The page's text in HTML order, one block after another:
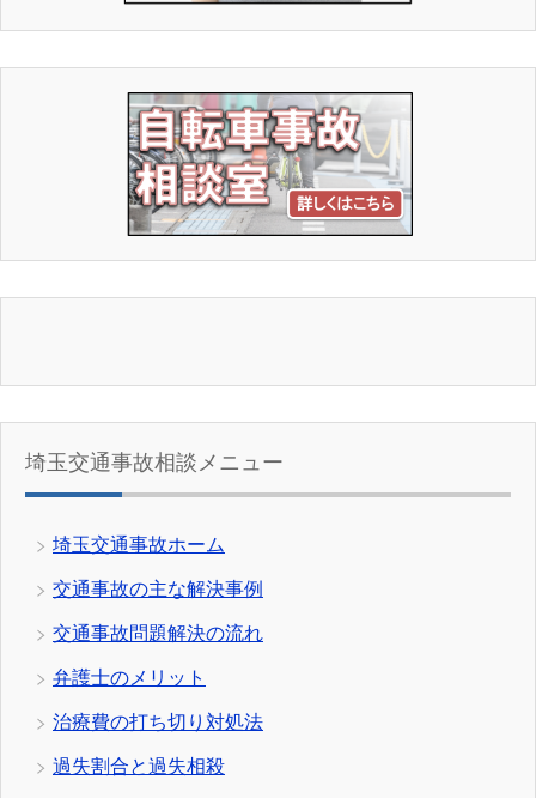
埼玉交通事故相談メニュー
埼玉交通事故ホーム
交通事故の主な解決事例
交通事故問題解決の流れ
弁護士のメリット
治療費の打ち切り対処法
過失割合と過失相殺